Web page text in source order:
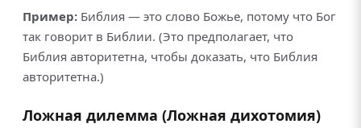
Пример: Библия — это слово Божье, потому что Бог
так говорит в Библии. (Это предполагает, что
Библия авторитетна, чтобы доказать, что Библия
авторитетна.)
Ложная дилемма (Ложная дихотомия)